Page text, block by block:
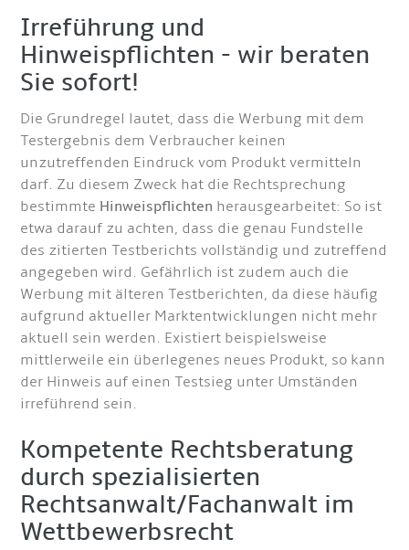
Irreführung und
Hinweispflichten - wir beraten
Sie sofort!
Die Grundregel lautet, dass die Werbung mit dem
Testergebnis dem Verbraucher keinen
unzutreffenden Eindruck vom Produkt vermitteln
darf. Zu diesem Zweck hat die Rechtsprechung
bestimmte Hinweispflichten herausgearbeitet: So ist
etwa darauf zu achten, dass die genau Fundstelle
des zitierten Testberichts vollständig und zutreffend
angegeben wird. Gefährlich ist zudem auch die
Werbung mit älteren Testberichten, da diese häufig
aufgrund aktueller Marktentwicklungen nicht mehr
aktuell sein werden. Existiert beispielsweise
mittlerweile ein überlegenes neues Produkt, so kann
der Hinweis auf einen Testsieg unter Umständen
irreführend sein.
Kompetente Rechtsberatung
durch spezialisierten
Rechtsanwalt/Fachanwalt im
Wettbewerbsrecht